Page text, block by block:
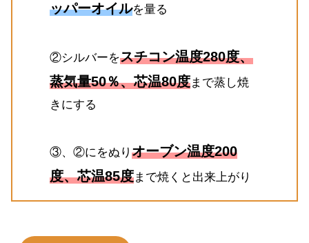
ッパーオイルを量る
②シルバーをスチコン温度280度、
蒸気量50％、芯温80度まで蒸し焼
きにする
③、②にをぬりオーブン温度200
度、芯温85度まで焼くと出来上がり